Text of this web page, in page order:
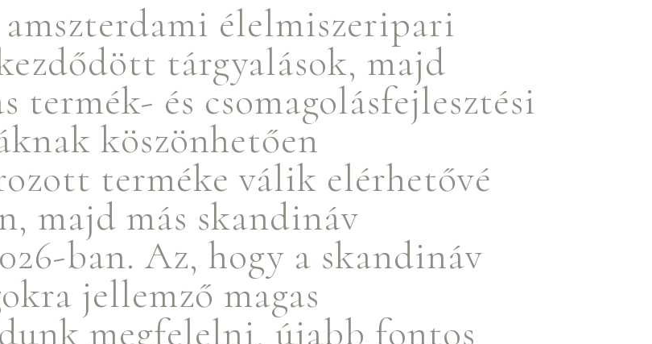
élelmiszeripari
tárgyalások, majd
termék- és csomagolásfejlesztési
köszönhetően
terméke válik elérhetővé
majd más skandináv
ban. Az, hogy a skandináv
jellemző magas
megfelelni, újabb fontos